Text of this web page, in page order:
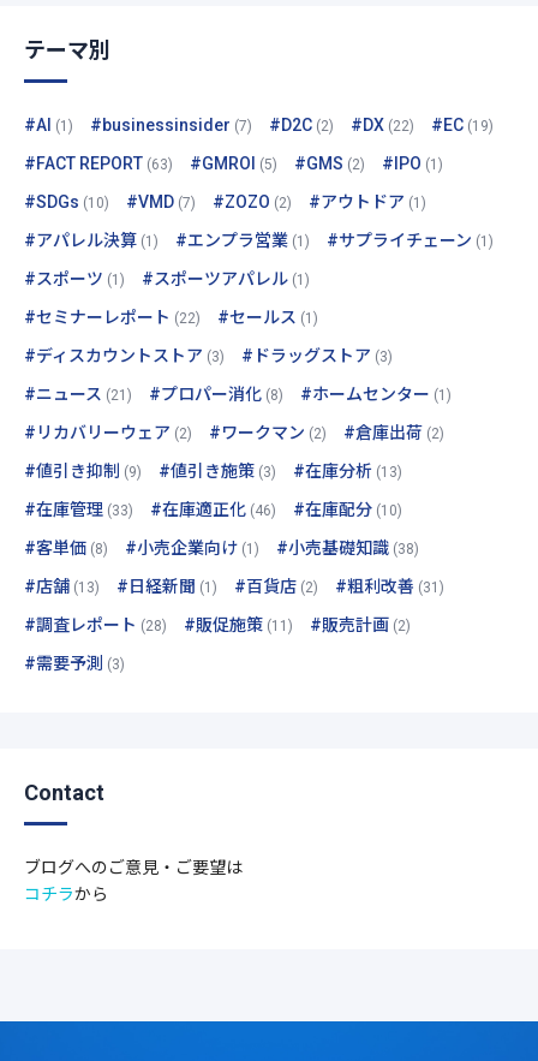
テーマ別
#AI (1) #businessinsider (7) #D2C (2) #DX (22) #EC (19)
#FACT REPORT (63) #GMROI (5) #GMS (2) #IPO (1)
#SDGs (10) #VMD (7) #ZOZO (2) #アウトドア (1)
#アパレル決算 (1) #エンプラ営業 (1) #サプライチェーン (1)
#スポーツ (1) #スポーツアパレル (1)
#セミナーレポート (22) #セールス (1)
#ディスカウントストア (3) #ドラッグストア (3)
#ニュース (21) #プロパー消化 (8) #ホームセンター (1)
#リカバリーウェア (2) #ワークマン (2) #倉庫出荷 (2)
#値引き抑制 (9) #値引き施策 (3) #在庫分析 (13)
#在庫管理 (33) #在庫適正化 (46) #在庫配分 (10)
#客単価 (8) #小売企業向け (1) #小売基礎知識 (38)
#店舗 (13) #日経新聞 (1) #百貨店 (2) #粗利改善 (31)
#調査レポート (28) #販促施策 (11) #販売計画 (2)
#需要予測 (3)
Contact
ブログへのご意見・ご要望は
コチラから